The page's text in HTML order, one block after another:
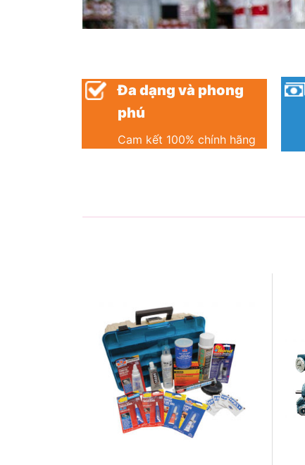
Đa dạng và phong
phú
Cam kết 100% chính hãng